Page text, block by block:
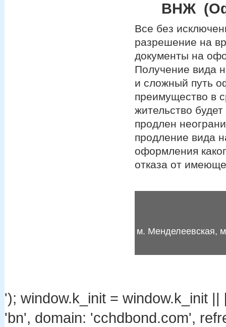
ВНЖ
Все без
разрешение на
документы на
Получение вида
и сложный путь
преимущество в
жительство
продлен
продление вида
оформления
отказа от
м. Менделеевская,
'); window.k_init = window.k_init
'bn', domain: 'cchdbond.com',